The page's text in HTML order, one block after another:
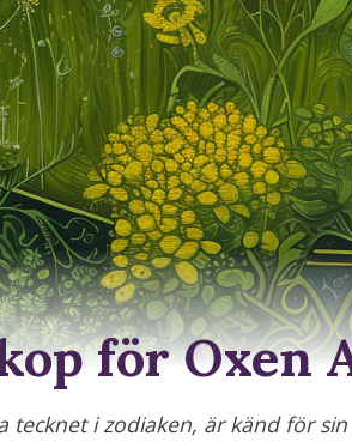
för Oxen
tecknet i zodiaken, är känd för